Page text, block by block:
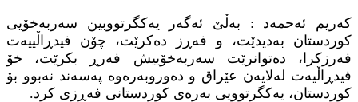
كه‌ریم ئه‌حمه‌د : به‌ڵێ ئه‌گه‌ر یه‌كگرتووبین سه‌ربه‌خۆیی
كوردستان به‌دیدێت، و فه‌ڕز ده‌كرێت، چۆن فیدڕاڵییه‌ت
فه‌رزكرا، ده‌توانرێت سه‌ربه‌خۆییش فه‌رڕ بكرێت، خۆ
فیدڕاڵیه‌ت له‌لایه‌ن عێراق و ده‌وروبه‌ره‌وه‌ په‌سه‌ند نه‌بوو بۆ
كوردستان، یه‌كگرتوویی به‌ره‌ی كوردستانی فه‌ڕزی كرد.